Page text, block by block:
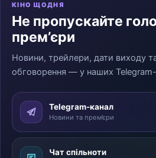
КІНО ЩОДНЯ
Не пропускайте
прем’єри
Новини, трейлери, дати виходу та
обговорення — у наших
Telegram-канал
Новини та прем’єри
Чат спільноти